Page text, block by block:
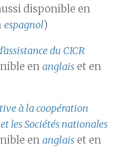
disponible en
espagnol)
du CICR
en anglais et en
à la coopération
les Sociétés nationales
en anglais et en